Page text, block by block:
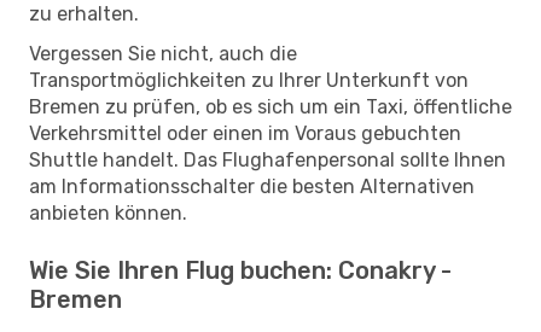
zu erhalten.
Vergessen Sie nicht, auch die
Transportmöglichkeiten zu Ihrer Unterkunft von
Bremen zu prüfen, ob es sich um ein Taxi, öffentliche
Verkehrsmittel oder einen im Voraus gebuchten
Shuttle handelt. Das Flughafenpersonal sollte Ihnen
am Informationsschalter die besten Alternativen
anbieten können.
Wie Sie Ihren Flug buchen: Conakry -
Bremen